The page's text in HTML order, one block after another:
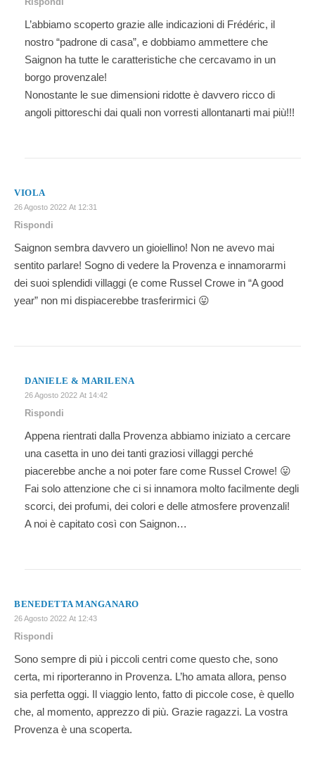
L’abbiamo scoperto grazie alle indicazioni di Frédéric, il
nostro “padrone di casa”, e dobbiamo ammettere che
Saignon ha tutte le caratteristiche che cercavamo in un
borgo provenzale!
Nonostante le sue dimensioni ridotte è davvero ricco di
angoli pittoreschi dai quali non vorresti allontanarti mai più!!!
VIOLA
26 Agosto 2022 At 12:31
Rispondi
Saignon sembra davvero un gioiellino! Non ne avevo mai
sentito parlare! Sogno di vedere la Provenza e innamorarmi
dei suoi splendidi villaggi (e come Russel Crowe in “A good
year” non mi dispiacerebbe trasferirmici 😛
DANIELE & MARILENA
26 Agosto 2022 At 14:42
Rispondi
Appena rientrati dalla Provenza abbiamo iniziato a cercare
una casetta in uno dei tanti graziosi villaggi perché
piacerebbe anche a noi poter fare come Russel Crowe! 😛
Fai solo attenzione che ci si innamora molto facilmente degli
scorci, dei profumi, dei colori e delle atmosfere provenzali!
A noi è capitato così con Saignon…
BENEDETTA MANGANARO
26 Agosto 2022 At 12:43
Rispondi
Sono sempre di più i piccoli centri come questo che, sono
certa, mi riporteranno in Provenza. L’ho amata allora, penso
sia perfetta oggi. Il viaggio lento, fatto di piccole cose, è quello
che, al momento, apprezzo di più. Grazie ragazzi. La vostra
Provenza è una scoperta.